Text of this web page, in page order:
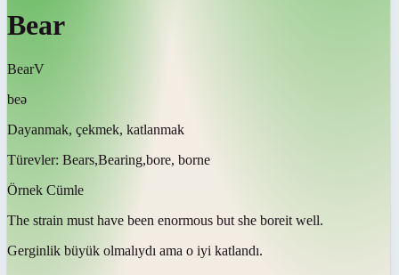
Bear
BearV
beə
Dayanmak, çekmek, katlanmak
Türevler: Bears,Bearing,bore, borne
Örnek Cümle
The strain must have been enormous but she boreit well.
Gerginlik büyük olmalıydı ama o iyi katlandı.